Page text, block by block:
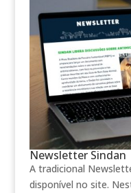
Newsletter Sindan
A tradicional
disponível no site.